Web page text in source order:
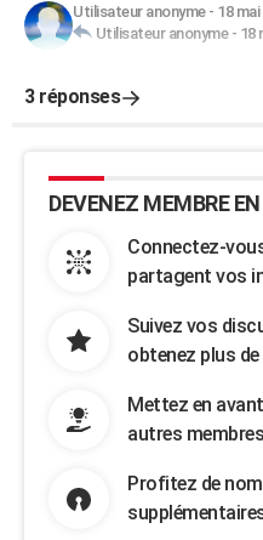
Utilisateur anonyme- 18 mai
Utilisateur anonyme- 18
3 réponses
DEVENEZ MEMBRE
Connectez-
partagent vos
Suivez vos
obtenez plus
Mettez en
autres membres
Profitez de